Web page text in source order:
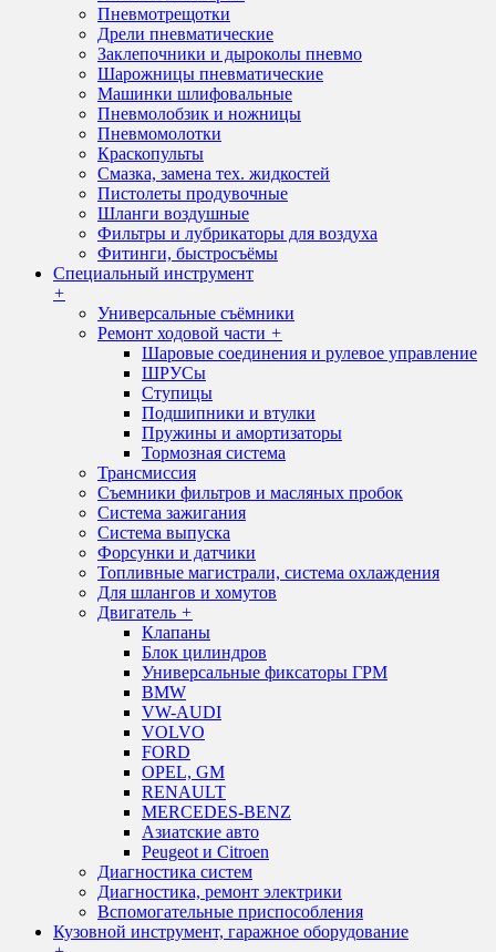
Пневмотрещотки
Дрели пневматические
Заклепочники и дыроколы пневмо
Шарожницы пневматические
Машинки шлифовальные
Пневмолобзик и ножницы
Пневмомолотки
Краскопульты
Смазка, замена тех. жидкостей
Пистолеты продувочные
Шланги воздушные
Фильтры и лубрикаторы для воздуха
Фитинги, быстросъёмы
Специальный инструмент
+
Универсальные съёмники
Ремонт ходовой части +
Шаровые соединения и рулевое управление
ШРУСы
Ступицы
Подшипники и втулки
Пружины и амортизаторы
Тормозная система
Трансмиссия
Съемники фильтров и масляных пробок
Система зажигания
Система выпуска
Форсунки и датчики
Топливные магистрали, система охлаждения
Для шлангов и хомутов
Двигатель +
Клапаны
Блок цилиндров
Универсальные фиксаторы ГРМ
BMW
VW-AUDI
VOLVO
FORD
OPEL, GM
RENAULT
MERCEDES-BENZ
Азиатские авто
Peugeot и Citroen
Диагностика систем
Диагностика, ремонт электрики
Вспомогательные приспособления
Кузовной инструмент, гаражное оборудование